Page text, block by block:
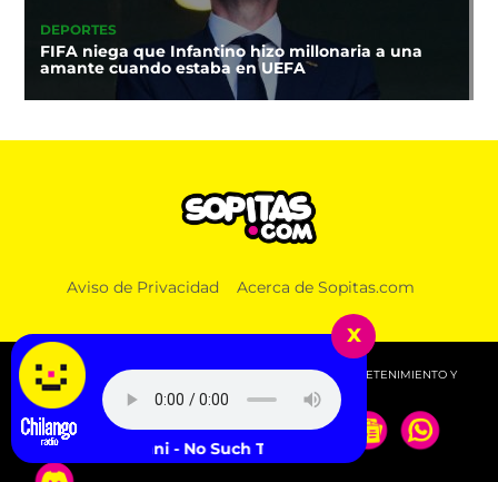
DEPORTES
FIFA niega que Infantino hizo millonaria a una
amante cuando estaba en UEFA
Aviso de Privacidad Acerca de Sopitas.com
© 2026 SOPITAS.COM - MÚSICA, NOTICIAS, DEPORTES, ENTRETENIMIENTO Y
MÁS!.
x
Kehlani - No Such Thing (feat. Clipse)